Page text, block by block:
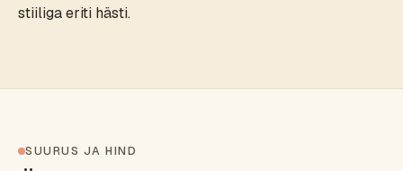
stiiliga eriti hästi.
SUURUS JA HIND